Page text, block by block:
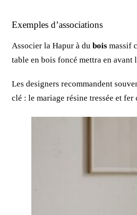
Exemples d’associations
Associer la Hapur à du bois massif
table en bois foncé mettra en
Les designers recommandent
clé : le mariage résine tressée et